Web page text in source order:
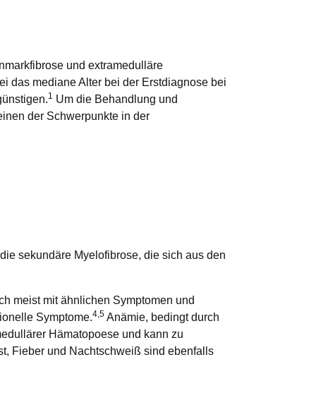
und extramedulläre
das mediane Alter bei der Erstdiagnose bei
1 Um die Behandlung und
der Schwerpunkte in der
sekundäre Myelofibrose, die sich aus den
meist mit ähnlichen Symptomen und
Symptome.4,5 Anämie, bedingt durch
Hämatopoese und kann zu
Fieber und Nachtschweiß sind ebenfalls